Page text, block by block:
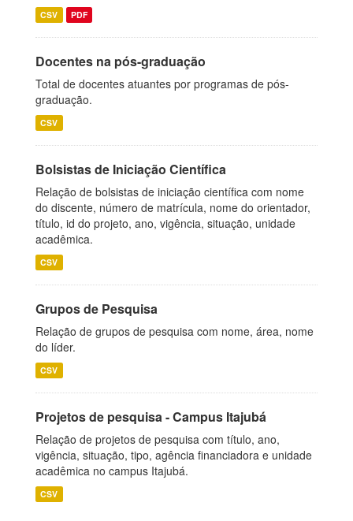
CSV PDF
Docentes na pós-graduação
Total de docentes atuantes por programas de pós-
graduação.
CSV
Bolsistas de Iniciação Científica
Relação de bolsistas de iniciação científica com nome
do discente, número de matrícula, nome do orientador,
título, id do projeto, ano, vigência, situação, unidade
acadêmica.
CSV
Grupos de Pesquisa
Relação de grupos de pesquisa com nome, área, nome
do líder.
CSV
Projetos de pesquisa - Campus Itajubá
Relação de projetos de pesquisa com título, ano,
vigência, situação, tipo, agência financiadora e unidade
acadêmica no campus Itajubá.
CSV